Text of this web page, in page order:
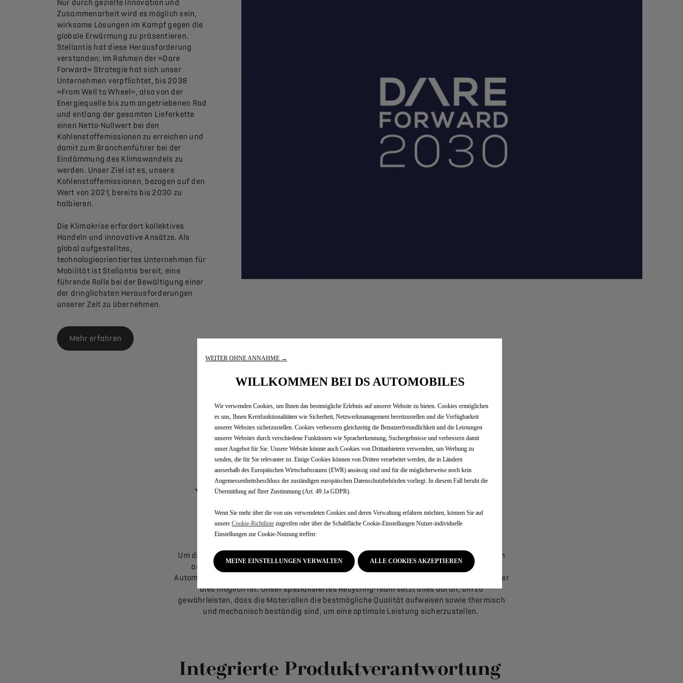
Nur durch gezielte Innovation und
Zusammenarbeit wird es möglich sein,
wirksame Lösungen im Kampf gegen die
globale Erwärmung zu präsentieren.
Stellantis hat diese Herausforderung
verstanden: Im Rahmen der «Dare
Forward» Strategie hat sich unser
Unternehmen verpflichtet, bis 2038
«From Well to Wheel», also von der
Energiequelle bis zum angetriebenen Rad
und entlang der gesamten Lieferkette
einen Netto-Nullwert bei den
Kohlenstoffemissionen zu erreichen und
damit zum Branchenführer bei der
Eindämmung des Klimawandels zu
werden. Unser Ziel ist es, unsere
Kohlenstoffemissionen, bezogen auf den
Wert von 2021, bereits bis 2030 zu
halbieren.
Die Klimakrise erfordert kollektives
Handeln und innovative Ansätze. Als
global aufgestelltes,
technologieorientiertes Unternehmen für
Mobilität ist Stellantis bereit, eine
führende Rolle bei der Bewältigung einer
der dringlichsten Herausforderungen
unserer Zeit zu übernehmen.
Mehr erfahren
NACHHALTIGKEIT
Von Anfang an ein nachhaltiger
Ansatz
Um die ökologischen Herausforderungen zu meistern, sind wir bestrebt, die Auswirkungen
auf die Umwelt während des gesamten Produktionsprozesses zu begrenzen. Bei DS
Automobiles setzen wir bewusst auf die Verwendung von recycelten Produkten, wann immer
dies möglich ist. Unser spezialisiertes Recycling-Team setzt alles daran, um zu
gewährleisten, dass die Materialien die bestmögliche Qualität aufweisen sowie thermisch
und mechanisch beständig sind, um eine optimale Leistung sicherzustellen.
Integrierte Produktverantwortung
WEITER OHNE ANNAHME →
WILLKOMMEN BEI DS AUTOMOBILES
Wir verwenden Cookies, um Ihnen das bestmögliche Erlebnis auf unserer Website zu bieten. Cookies ermöglichen
es uns, Ihnen Kernfunktionalitäten wie Sicherheit, Netzwerkmanagement bereitzustellen und die Verfügbarkeit
unserer Websites sicherzustellen. Cookies verbessern gleichzeitig die Benutzerfreundlichkeit und die Leistungen
unserer Websites durch verschiedene Funktionen wie Spracherkennung, Suchergebnisse und verbessern damit
unser Angebot für Sie. Unsere Website könnte auch Cookies von Drittanbietern verwenden, um Werbung zu
senden, die für Sie relevanter ist. Einige Cookies können von Dritten verarbeitet werden, die in Ländern
ausserhalb des Europäischen Wirtschaftsraums (EWR) ansässig sind und für die möglicherweise noch kein
Angemessenheitsbeschluss der zuständigen europäischen Datenschutzbehörden vorliegt. In diesem Fall beruht die
Übermittlung auf Ihrer Zustimmung (Art. 49.1a GDPR).
Wenn Sie mehr über die von uns verwendeten Cookies und deren Verwaltung erfahren möchten, können Sie auf
unsere Cookie-Richtlinie zugreifen oder über die Schaltfläche Cookie-Einstellungen Nutzer-individuelle
Einstellungen zur Cookie-Nutzung treffen:
MEINE EINSTELLUNGEN VERWALTEN ALLE COOKIES AKZEPTIEREN